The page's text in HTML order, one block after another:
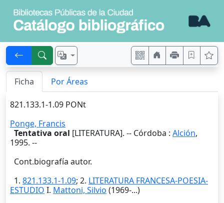
Ficha Por Áreas
821.133.1-1.09 PONt
Ponge, Francis
Tentativa oral [LITERATURA]. -- Córdoba : Alción,
1995. --
Cont.biografía autor.
1. 821.133.1-1.09; 2. LITERATURA FRANCESA-POESIA-
ESTUDIO I. Mattoni, Silvio (1969-...)